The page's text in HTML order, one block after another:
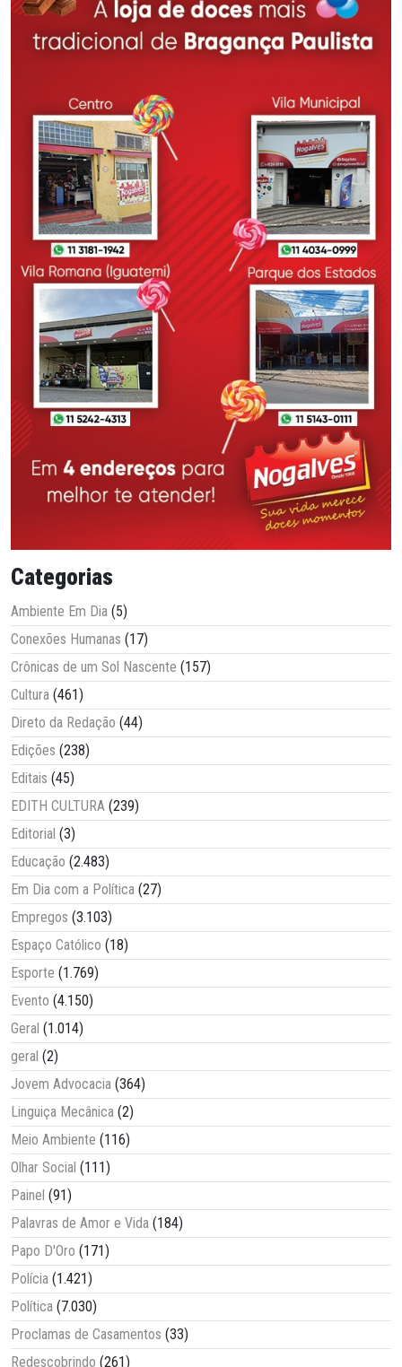
Categorias
Ambiente Em Dia (5)
Conexões Humanas (17)
Crônicas de um Sol Nascente (157)
Cultura (461)
Direto da Redação (44)
Edições (238)
Editais (45)
EDITH CULTURA (239)
Editorial (3)
Educação (2.483)
Em Dia com a Política (27)
Empregos (3.103)
Espaço Católico (18)
Esporte (1.769)
Evento (4.150)
Geral (1.014)
geral (2)
Jovem Advocacia (364)
Linguiça Mecânica (2)
Meio Ambiente (116)
Olhar Social (111)
Painel (91)
Palavras de Amor e Vida (184)
Papo D'Oro (171)
Polícia (1.421)
Política (7.030)
Proclamas de Casamentos (33)
Redescobrindo (261)